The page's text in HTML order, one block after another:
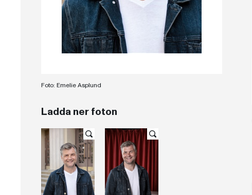
Foto: Emelie Asplund
Ladda ner foton